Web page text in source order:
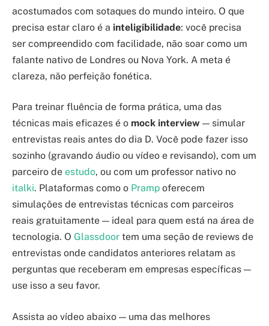
acostumados com sotaques do mundo inteiro. O que
precisa estar claro é a inteligibilidade: você precisa
ser compreendido com facilidade, não soar como um
falante nativo de Londres ou Nova York. A meta é
clareza, não perfeição fonética.
Para treinar fluência de forma prática, uma das
técnicas mais eficazes é o mock interview — simular
entrevistas reais antes do dia D. Você pode fazer isso
sozinho (gravando áudio ou vídeo e revisando), com um
parceiro de estudo, ou com um professor nativo no
italki. Plataformas como o Pramp oferecem
simulações de entrevistas técnicas com parceiros
reais gratuitamente — ideal para quem está na área de
tecnologia. O Glassdoor tem uma seção de reviews de
entrevistas onde candidatos anteriores relatam as
perguntas que receberam em empresas específicas —
use isso a seu favor.
Assista ao vídeo abaixo — uma das melhores